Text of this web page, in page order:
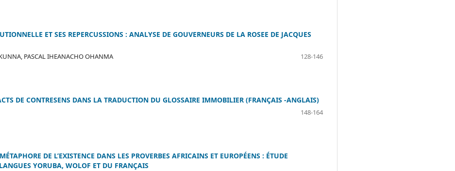
ET SES REPERCUSSIONS : ANALYSE DE GOUVERNEURS DE LA ROSEE DE JACQUES
PASCAL IHEANACHO OHANMA
128-146
DE CONTRESENS DANS LA TRADUCTION DU GLOSSAIRE IMMOBILIER (FRANÇAIS -ANGLAIS)
148-164
DE L’EXISTENCE DANS LES PROVERBES AFRICAINS ET EUROPÉENS : ÉTUDE
YORUBA, WOLOF ET DU FRANÇAIS